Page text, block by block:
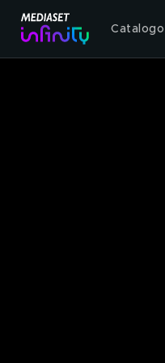
Catalogo